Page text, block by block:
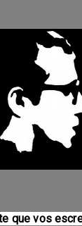
que vos